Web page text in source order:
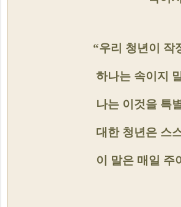
“우리 청년이 작
하나는 속이지
나는 이것을 특
대한 청년은 스
이 말은 매일 주